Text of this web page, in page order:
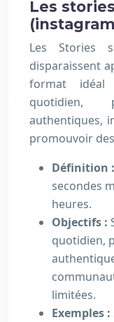
Les
Les Stories
disparaissent
format idéal
quotidien,
authentiques,
promouvoir
Définition :
secondes
heures.
Objectifs :
quotidien,
limitées.
Exemples :